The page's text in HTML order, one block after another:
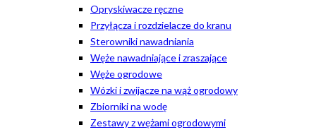
Opryskiwacze ręczne
Przyłącza i rozdzielacze do kranu
Sterowniki nawadniania
Węże nawadniające i zraszające
Węże ogrodowe
Wózki i zwijacze na wąż ogrodowy
Zbiorniki na wodę
Zestawy z wężami ogrodowymi